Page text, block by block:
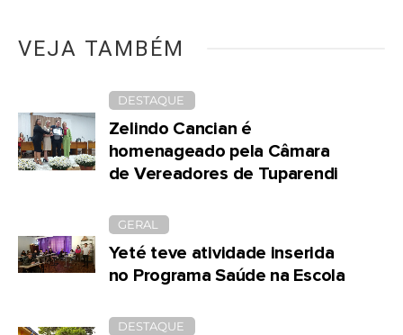
VEJA TAMBÉM
DESTAQUE
Zelindo Cancian é
homenageado pela Câmara
de Vereadores de Tuparendi
GERAL
Yeté teve atividade inserida
no Programa Saúde na Escola
DESTAQUE